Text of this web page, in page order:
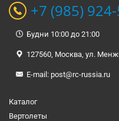
+7 (985)
Будни 10:00 до 21:00
127560, Москва, ул.
E-mail: post@rc-russia.ru
Каталог
Вертолеты